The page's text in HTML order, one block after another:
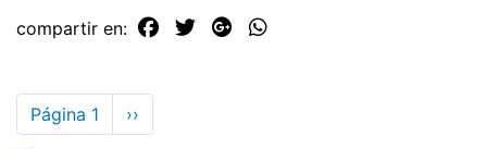
compartir en:
Paginación
Página 1
Siguiente
página
››